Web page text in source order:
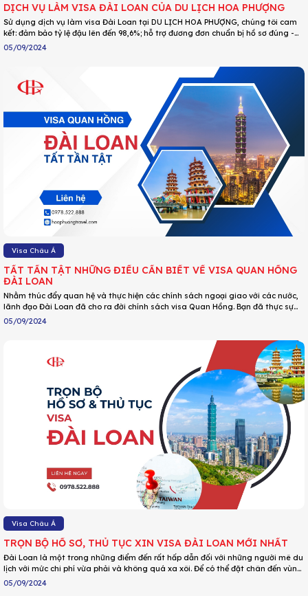
DỊCH VỤ LÀM VISA ĐÀI LOAN CỦA DU LỊCH HOA PHƯỢNG
Sử dụng dịch vụ làm visa Đài Loan tại DU LỊCH HOA PHƯỢNG, chúng tôi cam
kết: đảm bảo tỷ lệ đậu lên đến 98,6%; hỗ trợ đương đơn chuẩn bị hồ sơ đúng -
đủ theo yêu cầu Đại sứ quán; đồng hành cùng đương đơn trong mọi khâu: tư
vấn, thẩm định hồ sơ, nộp hồ sơ và nhận kết quả; không phát sinh phí: phí trọn
gói gồm phí sứ quán, phí Trung tâm tủy thác, phí dịch vụ ; nhận visa sau vài
05/09/2024
Visa Châu Á
TẤT TẦN TẬT NHỮNG ĐIỀU CẦN BIẾT VỀ VISA QUAN HỒNG
ĐÀI LOAN
Nhằm thúc đẩy quan hệ và thực hiện các chính sách ngoại giao với các nước,
lãnh đạo Đài Loan đã cho ra đời chính sách visa Quan Hồng. Bạn đã thực sự
hiểu về visa Quan Hồng Đài Loan? Visa Quan Hồng được áp dụng cho những
đối tượng nào? Cùng theo dõi bài viết để có được những thông tin chi tiết và
05/09/2024
Visa Châu Á
TRỌN BỘ HỒ SƠ, THỦ TỤC XIN VISA ĐÀI LOAN MỚI NHẤT
Đài Loan là một trong những điểm đến rất hấp dẫn đối với những người mê du
lịch với mức chi phí vừa phải và không quá xa xôi. Để có thể đặt chân đến vùng
đất xinh đẹp ấy, thứ bạn không thể thiếu là tấm visa. Liệu bạn có nằm trong
05/09/2024